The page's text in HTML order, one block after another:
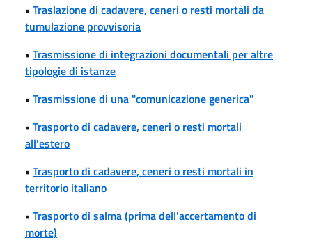
• Traslazione di cadavere, ceneri o resti mortali da
tumulazione provvisoria
• Trasmissione di integrazioni documentali per altre
tipologie di istanze
• Trasmissione di una "comunicazione generica"
• Trasporto di cadavere, ceneri o resti mortali
all'estero
• Trasporto di cadavere, ceneri o resti mortali in
territorio italiano
• Trasporto di salma (prima dell'accertamento di
morte)